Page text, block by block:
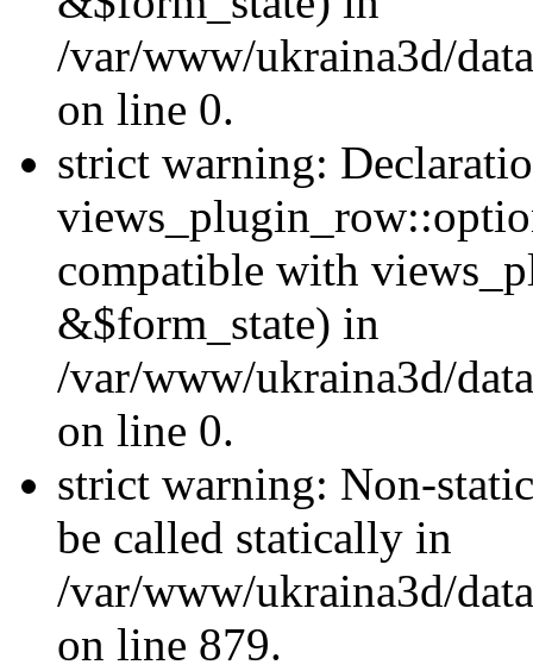
/var/www/ukraina3d/
on line 0.
strict warning:
compatible with
&$form_state) in
/var/www/ukraina3d/
on line 0.
strict warning: Non-
be called statically in
/var/www/ukraina3d/
on line 879.